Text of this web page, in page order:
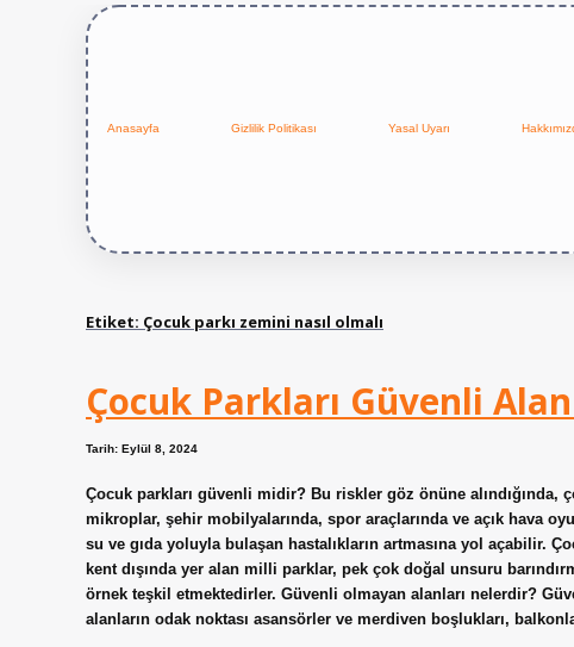
Anasayfa Gizlilik Politikası Yasal Uyarı
Etiket: Çocuk parkı zemini nasıl olmalı
Çocuk Parkları Güvenli Alan
Tarih: Eylül 8, 2024
Çocuk parkları güvenli midir? Bu riskler göz önüne
mikroplar, şehir mobilyalarında, spor araçlarında ve açık hava
su ve gıda yoluyla bulaşan hastalıkların artmasına yol açabilir.
kent dışında yer alan milli parklar, pek çok doğal unsuru
örnek teşkil etmektedirler. Güvenli olmayan alanları nelerdir?
alanların odak noktası asansörler ve merdiven boşlukları,